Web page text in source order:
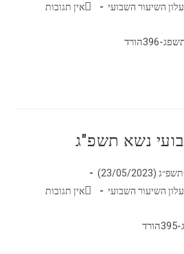
עלון השיעור השבועי אין תגובות
נשא תשפ"ג
(23/05/2023)
עלון השיעור השבועי אין תגובות